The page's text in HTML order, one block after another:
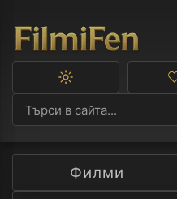
Превключване
тъмна
тема
Филми